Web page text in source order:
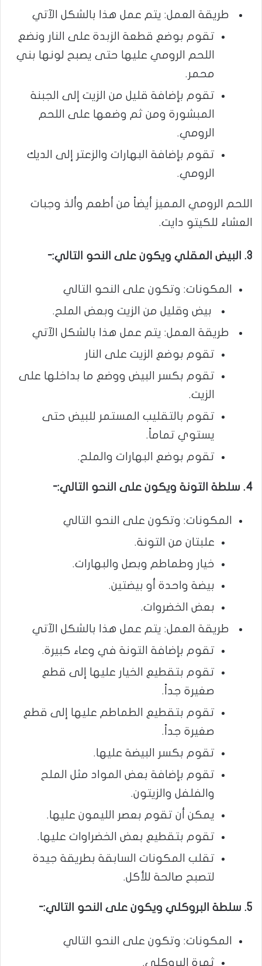
طريقة العمل: يتم عمل هذا بالشكل الآتي
تقوم بوضع قطعة الزبدة على النار ونضع
اللحم الرومي عليها حتى يصبح لونها بني
محمر.
تقوم بإضافة قليل من الزيت إلى الجبنة
المبشورة ومن ثم وضعها على اللحم
الرومي.
تقوم بإضافة البهارات والزعتر إلى الديك
الرومي.
اللحم الرومي المميز أيضاً من أطعم وألذ وجبات
العشاء للكيتو دايت.
3. البيض المقلي ويكون على النحو التالي:-
المكونات: وتكون على النحو التالي
بيض وقليل من الزيت وبعض الملح.
طريقة العمل: يتم عمل هذا بالشكل الآتي
تقوم بوضع الزيت على النار
تقوم بكسر البيض ووضع ما بداخلها على
الزيت.
تقوم بالتقليب المستمر للبيض حتى
يستوي تماماً.
تقوم بوضع البهارات والملح.
4. سلطة التونة ويكون على النحو التالي:-
المكونات: وتكون على النحو التالي
علبتان من التونة.
خيار وطماطم وبصل والبهارات.
بيضة واحدة أو بيضتين.
بعض الخضروات.
طريقة العمل: يتم عمل هذا بالشكل الآتي
تقوم بإضافة التونة في وعاء كبيرة.
تقوم بتقطيع الخيار عليها إلى قطع
صغيرة جداً.
تقوم بتقطيع الطماطم عليها إلى قطع
صغيرة جداً.
تقوم بكسر البيضة عليها.
تقوم بإضافة بعض المواد مثل الملح
والفلفل والزيتون.
يمكن أن تقوم بعصر الليمون عليها.
تقوم بتقطيع بعض الخضراوات عليها.
تقلب المكونات السابقة بطريقة جيدة
لتصبح صالحة للأكل.
5. سلطة البروكلي ويكون على النحو التالي:-
المكونات: وتكون على النحو التالي
ثمرة البروكلي.